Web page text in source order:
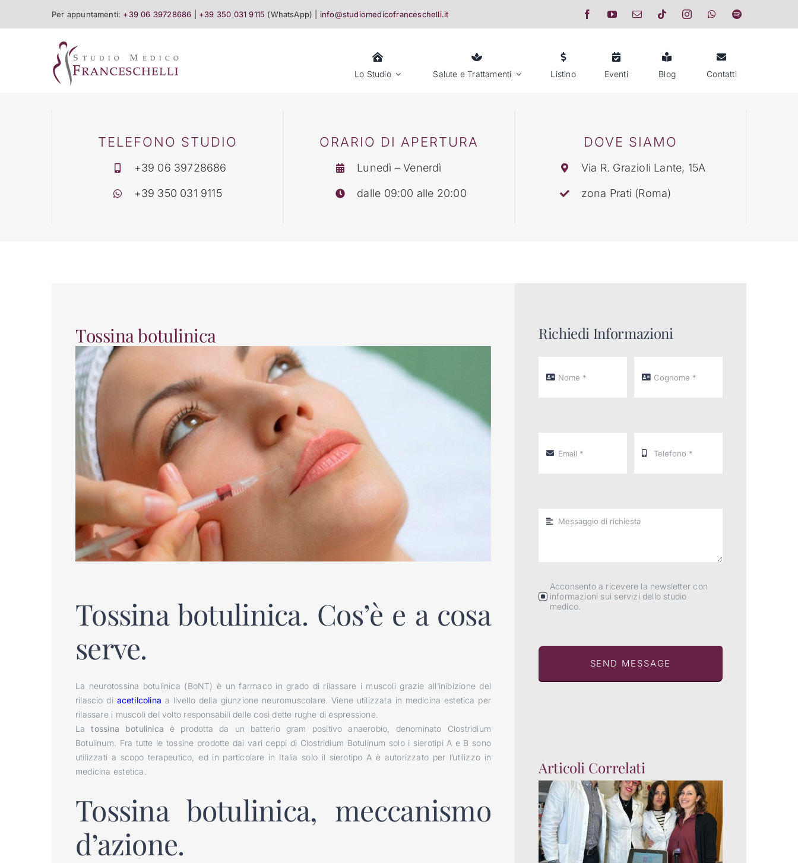
Per appuntamenti: +39 06 39728686 +39 350 031 9115 (WhatsApp) | info@studiomedicofranceschelli.it
Lo Studio Salute e Trattamenti Listino Eventi Blog Contatti
TELEFONO STUDIO
+39 06 39728686
+39 350 031 9115
ORARIO DI APERTURA
Lunedì – Venerdì
dalle 09:00 alle 20:00
DOVE SIAMO
Via R. Grazioli Lante, 15A
zona Prati (Roma)
Tossina botulinica
Tossina botulinica. Cos’è e a cosa
serve.
La neurotossina botulinica (BoNT) è un farmaco in grado di rilassare i muscoli grazie all’inibizione del
rilascio di acetilcolina a livello della giunzione neuromuscolare. Viene utilizzata in medicina estetica per
rilassare i muscoli del volto responsabili delle così dette rughe di espressione.
Latossina botulinica è prodotta da un batterio gram positivo anaerobio, denominato Clostridium
Botulinum. Fra tutte le tossine prodotte dai vari ceppi di Clostridium Botulinum solo i sierotipi A e B sono
utilizzati a scopo terapeutico, ed in particolare in Italia solo il sierotipo A è autorizzato per l’utilizzo in
medicina estetica.
Tossina botulinica, meccanismo
d’azione.
Richiedi Informazioni
Acconsento a ricevere la newsletter con
informazioni sui servizi dello studio
medico.
SEND MESSAGE
Articoli Correlati